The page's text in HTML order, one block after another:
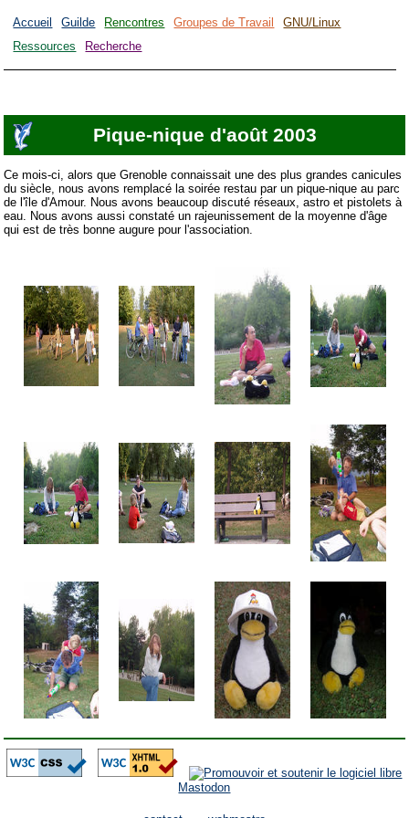
Accueil Guilde Rencontres Groupes de Travail
GNU/Linux
Ressources
Recherche
Pique-nique d'août 2003
Ce mois-ci, alors que Grenoble connaissait une des plus grandes canicules
du siècle, nous avons remplacé la soirée restau par un pique-nique au parc
de l'île d'Amour. Nous avons beaucoup discuté réseaux, astro et pistolets à
eau. Nous avons aussi constaté un rajeunissement de la moyenne d'âge
qui est de très bonne augure pour l'association.
Mastodon